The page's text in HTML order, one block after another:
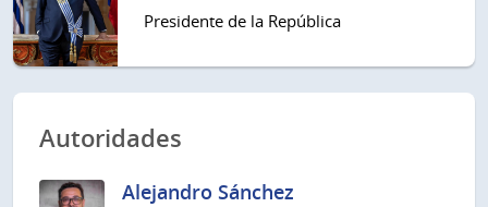
Presidente de la República
Autoridades
Alejandro Sánchez